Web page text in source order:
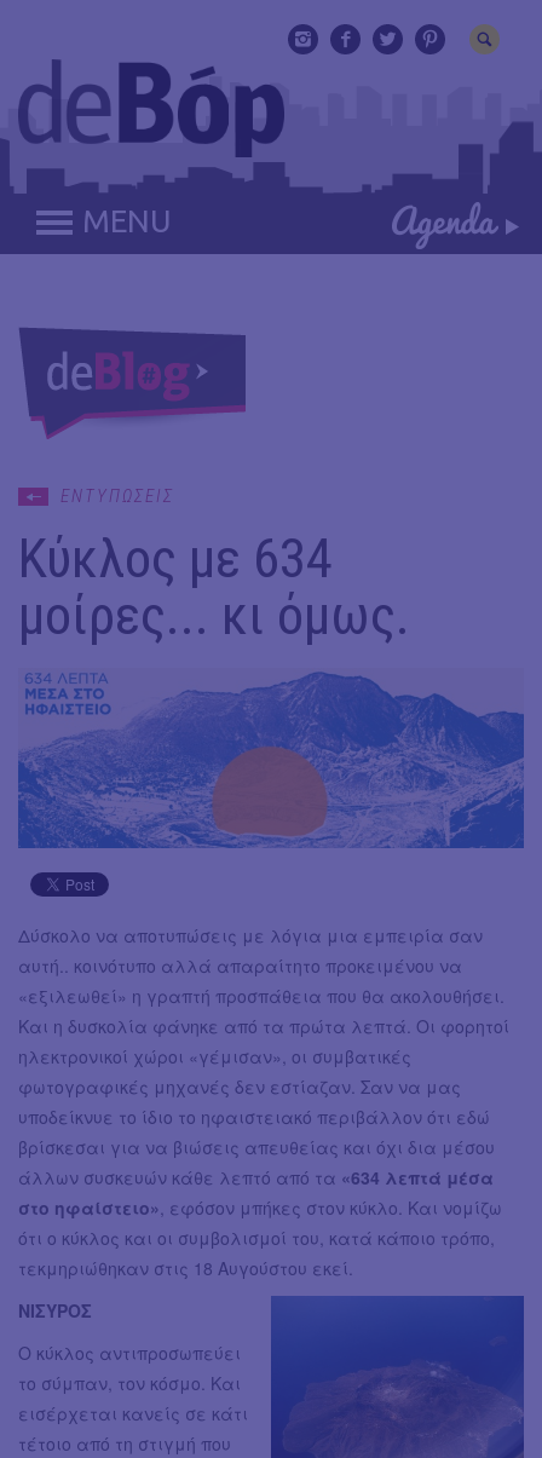
MENU
ΕΝΤΥΠΩΣΕΙΣ
Κύκλος με 634
μοίρες... κι όμως.
Δύσκολο να αποτυπώσεις με λόγια μια εμπειρία σαν
αυτή.. κοινότυπο αλλά απαραίτητο προκειμένου να
«εξιλεωθεί» η γραπτή προσπάθεια που θα ακολουθήσει.
Και η δυσκολία φάνηκε από τα πρώτα λεπτά. Οι φορητοί
ηλεκτρονικοί χώροι «γέμισαν», οι συμβατικές
φωτογραφικές μηχανές δεν εστίαζαν. Σαν να μας
υποδείκνυε το ίδιο το ηφαιστειακό περιβάλλον ότι εδώ
βρίσκεσαι για να βιώσεις απευθείας και όχι δια μέσου
άλλων συσκευών κάθε λεπτό από τα «634 λεπτά μέσα
στο ηφαίστειο», εφόσον μπήκες στον κύκλο. Και νομίζω
ότι ο κύκλος και οι συμβολισμοί του, κατά κάποιο τρόπο,
τεκμηριώθηκαν στις 18 Αυγούστου εκεί.
ΝΙΣΥΡΟΣ
Ο κύκλος αντιπροσωπεύει
το σύμπαν, τον κόσμο. Και
εισέρχεται κανείς σε κάτι
τέτοιο από τη στιγμή που